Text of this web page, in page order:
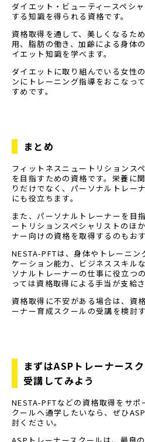
ダイエット・ビューティースペシ
する知識を得られる資格です。
資格取得を通して、美しくなるた
用、脂肪の働き、加齢による身体
イエット知識を学べます。
ダイエットに取り組んでいる女性
ンにトレーニング指導をおこなっ
すめです。
まとめ
フィットネスニュートリションス
を目指すための資格です。栄養に
りだけでなく、パーソナルトレー
にも役立ちます。
また、パーソナルトレーナーを目
ートリションスペシャリストのほ
ナー向けの資格を取得するのもおす
NESTA-PFTは、身体やトレーニ
ケーション能力、ビジネススキル
ソナルトレーナーの仕事に役立つ
っては資格取得による手当が支給
資格取得に不安がある場合は、資
ーナー育成スクールの受講を検討
まずはASPトレーナース
受講してみよう
NESTA-PFTなどの資格取得をサ
クールへ通学したいなら、ぜひ
討ください。